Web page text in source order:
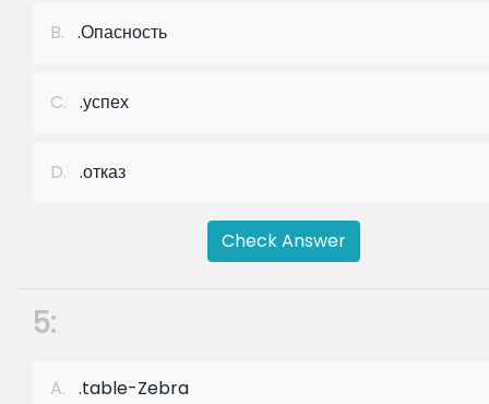
B. .Опасность
C. .успех
D. .отказ
Check Answer
5:
A. .table-Zebra